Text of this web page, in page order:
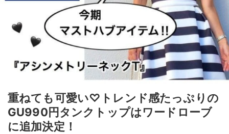
重ねても可愛い♡トレンド感たっぷりの
GU990円タンクトップはワードローブ
に追加決定！